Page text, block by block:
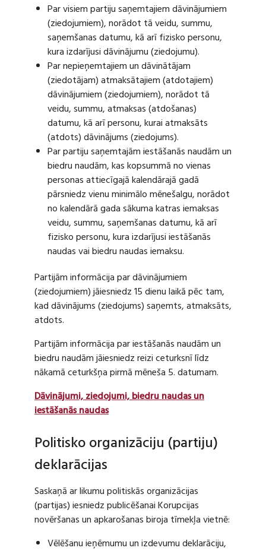
Par visiem partiju saņemtajiem dāvinājumiem
(ziedojumiem), norādot tā veidu, summu,
saņemšanas datumu, kā arī fizisko personu,
kura izdarījusi dāvinājumu (ziedojumu).
Par nepieņemtajiem un dāvinātājam
(ziedotājam) atmaksātajiem (atdotajiem)
dāvinājumiem (ziedojumiem), norādot tā
veidu, summu, atmaksas (atdošanas)
datumu, kā arī personu, kurai atmaksāts
(atdots) dāvinājums (ziedojums).
Par partiju saņemtajām iestāšanās naudām un
biedru naudām, kas kopsummā no vienas
personas attiecīgajā kalendārajā gadā
pārsniedz vienu minimālo mēnešalgu, norādot
no kalendārā gada sākuma katras iemaksas
veidu, summu, saņemšanas datumu, kā arī
fizisko personu, kura izdarījusi iestāšanās
naudas vai biedru naudas iemaksu.
Partijām informācija par dāvinājumiem
(ziedojumiem) jāiesniedz 15 dienu laikā pēc tam,
kad dāvinājums (ziedojums) saņemts, atmaksāts,
atdots.
Partijām informācija par iestāšanās naudām un
biedru naudām jāiesniedz reizi ceturksnī līdz
nākamā ceturkšņa pirmā mēneša 5. datumam.
Dāvinājumi, ziedojumi, biedru naudas un
iestāšanās naudas
Politisko organizāciju (partiju)
deklarācijas
Saskaņā ar likumu politiskās organizācijas
(partijas) iesniedz publicēšanai Korupcijas
novēršanas un apkarošanas biroja tīmekļa vietnē:
Vēlēšanu ieņēmumu un izdevumu deklarāciju,